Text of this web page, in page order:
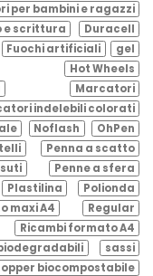
per bambini e ragazzi
e scrittura
Duracell
Fuochi artificiali
gel
Hot Wheels
Marcatori
indelebili colorati
Noflash
OhPen
Penna a scatto
Penne a sfera
Plastilina
Polionda
maxi A4
Regular
Ricambi formato A4
sassi
biocompostabile